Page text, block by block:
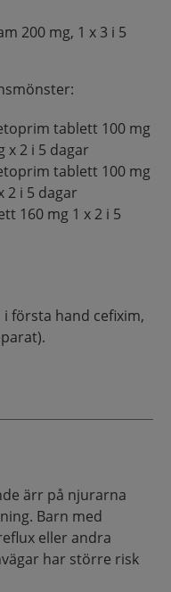
200 mg, 1 x 3 i 5
tablett 100 mg
x 2 i 5 dagar
tablett 100 mg
2 i 5 dagar
160 mg 1 x 2 i 5
första hand cefixim,
ärr på njurarna
Barn med
eller andra
har större risk